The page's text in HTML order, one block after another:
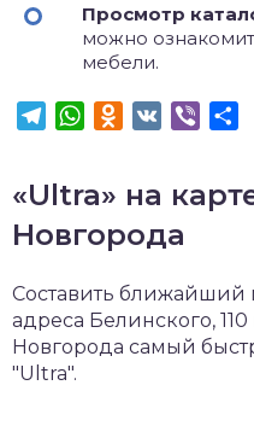
Просмотр
можно
мебели.
TelegramWhatsApp
Odnoklassniki
VK Viber
«Ultra» на
Новгорода
Составить ближайший
адреса Белинского,
Новгорода самый
"Ultra".